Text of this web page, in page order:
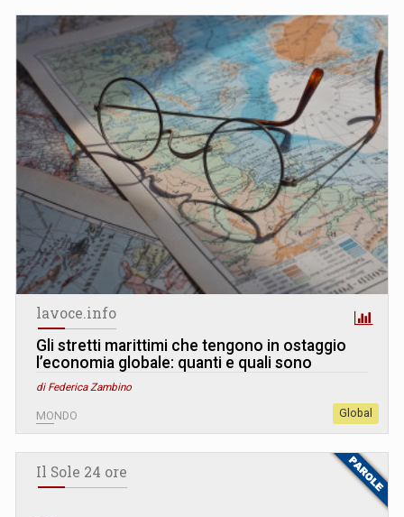
lavoce.info
Gli stretti marittimi che tengono in ostaggio
l’economia globale: quanti e quali sono
di Federica Zambino
MONDO Global
Il Sole 24 ore